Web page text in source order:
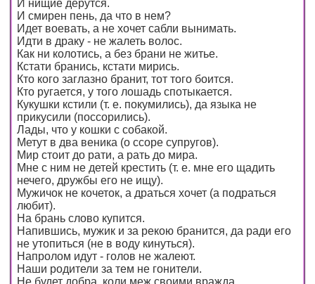
И нищие дерутся.
И смирен пень, да что в нем?
Идет воевать, а не хочет сабли вынимать.
Идти в драку - не жалеть волос.
Как ни колотись, а без брани не житье.
Кстати бранись, кстати мирись.
Кто кого заглазно бранит, тот того боится.
Кто ругается, у того лошадь спотыкается.
Кукушки кстили (т. е. покумились), да языка не
прикусили (поссорились).
Лады, что у кошки с собакой.
Метут в два веника (о ссоре супругов).
Мир стоит до рати, а рать до мира.
Мне с ним не детей крестить (т. е. мне его щадить
нечего, дружбы его не ищу).
Мужичок не кочеток, а драться хочет (а подраться
любит).
На брань слово купится.
Напившись, мужик и за рекою бранится, да ради его
не утопиться (не в воду кинуться).
Напролом идут - голов не жалеют.
Наши родители за тем не гонители.
Не будет добра, коли меж своими вражда.